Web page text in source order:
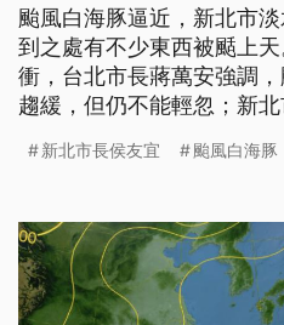
颱風白海豚逼近，新北市
到之處有不少東西被颳上
衝，台北市長蔣萬安強調
趨緩，但仍不能輕忽；新
新北市長侯友宜 颱風白海豚